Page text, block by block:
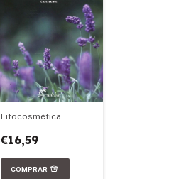
Fitocosmética
€16,59